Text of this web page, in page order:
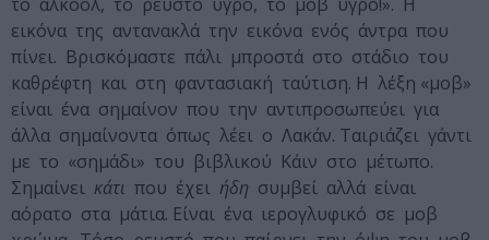
εικόνα της αντανακλά την εικόνα ενός άντρα που
πίνει. Βρισκόμαστε πάλι μπροστά στο στάδιο του
καθρέφτη και στη φαντασιακή ταύτιση. Η λέξη «μοβ»
είναι ένα σημαίνον που την αντιπροσωπεύει για
άλλα σημαίνοντα όπως λέει ο Λακάν. Ταιριάζει γάντι
με το «σημάδι» του βιβλικού Κάιν στο μέτωπο.
Σημαίνει κάτι που έχει ήδη συμβεί αλλά είναι
αόρατο στα μάτια. Είναι ένα ιερογλυφικό σε μοβ